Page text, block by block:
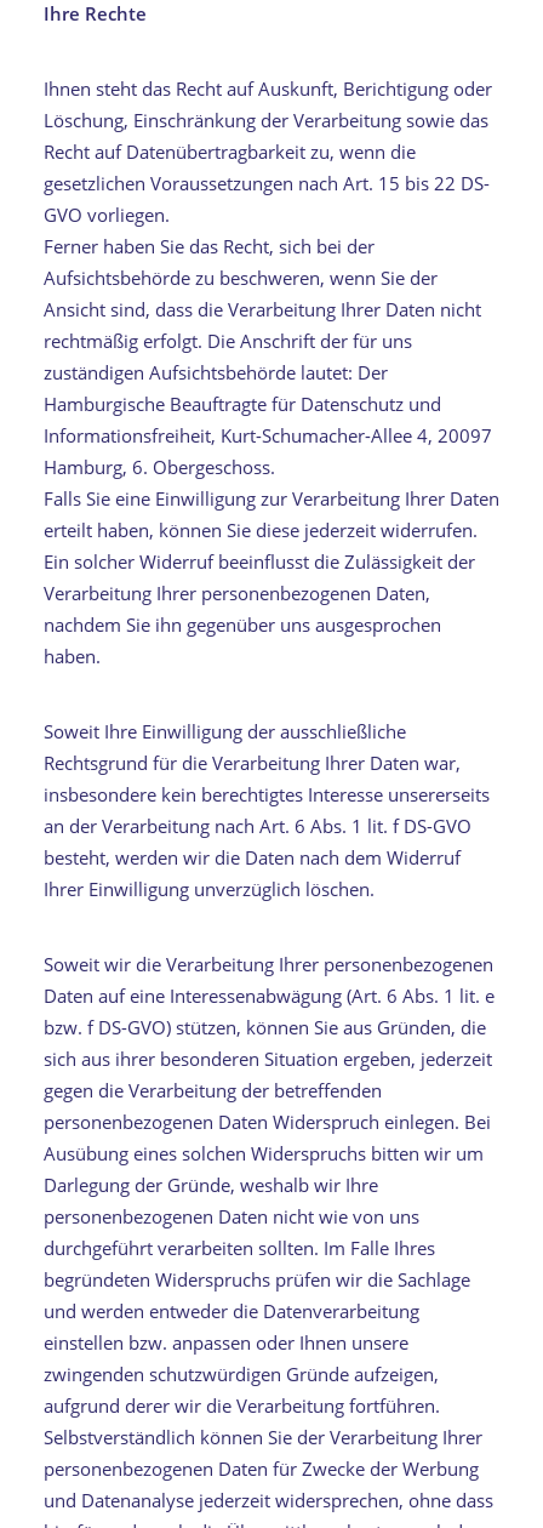
Ihre Rechte
Ihnen steht das Recht auf Auskunft, Berichtigung oder
Löschung, Einschränkung der Verarbeitung sowie das
Recht auf Datenübertragbarkeit zu, wenn die
gesetzlichen Voraussetzungen nach Art. 15 bis 22 DS-
GVO vorliegen.
Ferner haben Sie das Recht, sich bei der
Aufsichtsbehörde zu beschweren, wenn Sie der
Ansicht sind, dass die Verarbeitung Ihrer Daten nicht
rechtmäßig erfolgt. Die Anschrift der für uns
zuständigen Aufsichtsbehörde lautet: Der
Hamburgische Beauftragte für Datenschutz und
Informationsfreiheit, Kurt-Schumacher-Allee 4, 20097
Hamburg, 6. Obergeschoss.
Falls Sie eine Einwilligung zur Verarbeitung Ihrer Daten
erteilt haben, können Sie diese jederzeit widerrufen.
Ein solcher Widerruf beeinflusst die Zulässigkeit der
Verarbeitung Ihrer personenbezogenen Daten,
nachdem Sie ihn gegenüber uns ausgesprochen
haben.
Soweit Ihre Einwilligung der ausschließliche
Rechtsgrund für die Verarbeitung Ihrer Daten war,
insbesondere kein berechtigtes Interesse unsererseits
an der Verarbeitung nach Art. 6 Abs. 1 lit. f DS-GVO
besteht, werden wir die Daten nach dem Widerruf
Ihrer Einwilligung unverzüglich löschen.
Soweit wir die Verarbeitung Ihrer personenbezogenen
Daten auf eine Interessenabwägung (Art. 6 Abs. 1 lit. e
bzw. f DS-GVO) stützen, können Sie aus Gründen, die
sich aus ihrer besonderen Situation ergeben, jederzeit
gegen die Verarbeitung der betreffenden
personenbezogenen Daten Widerspruch einlegen. Bei
Ausübung eines solchen Widerspruchs bitten wir um
Darlegung der Gründe, weshalb wir Ihre
personenbezogenen Daten nicht wie von uns
durchgeführt verarbeiten sollten. Im Falle Ihres
begründeten Widerspruchs prüfen wir die Sachlage
und werden entweder die Datenverarbeitung
einstellen bzw. anpassen oder Ihnen unsere
zwingenden schutzwürdigen Gründe aufzeigen,
aufgrund derer wir die Verarbeitung fortführen.
Selbstverständlich können Sie der Verarbeitung Ihrer
personenbezogenen Daten für Zwecke der Werbung
und Datenanalyse jederzeit widersprechen, ohne dass